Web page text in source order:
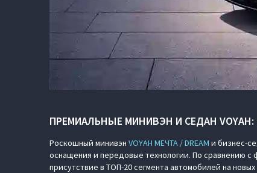
ПРЕМИАЛЬНЫЕ МИНИВЭН И СЕДАН
Роскошный минивэн VOYAH МЕЧТА / DREAM и бизнес-
оснащения и передовые технологии. По сравнению с
присутствие в ТОП-20 сегмента автомобилей на новых